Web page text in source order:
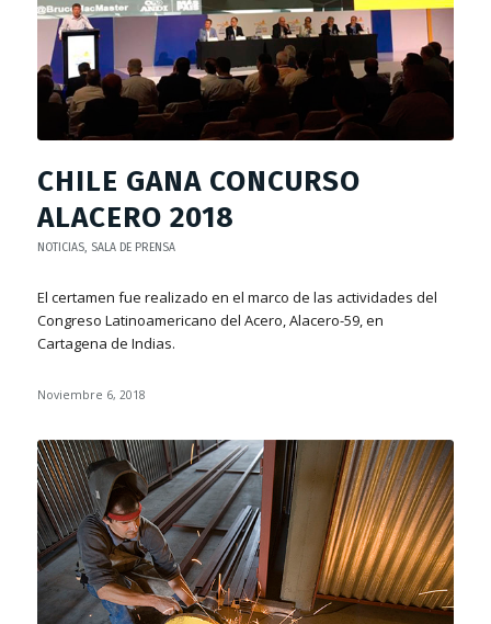
CHILE GANA CONCURSO
ALACERO 2018
NOTICIAS, SALA DE PRENSA
El certamen fue realizado en el marco de las actividades del
Congreso Latinoamericano del Acero, Alacero-59, en
Cartagena de Indias.
Noviembre 6, 2018